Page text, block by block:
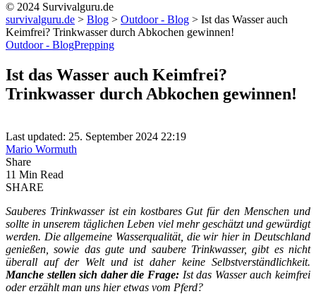
© 2024 Survivalguru.de
survivalguru.de > Blog > Outdoor - Blog > Ist das Wasser auch
Keimfrei? Trinkwasser durch Abkochen gewinnen!
Outdoor - BlogPrepping
Ist das Wasser auch Keimfrei?
Trinkwasser durch Abkochen gewinnen!
Last updated: 25. September 2024 22:19
Mario Wormuth
Share
11 Min Read
SHARE
Sauberes Trinkwasser ist ein kostbares Gut für den Menschen und
sollte in unserem täglichen Leben viel mehr geschätzt und gewürdigt
werden. Die allgemeine Wasserqualität, die wir hier in Deutschland
genießen, sowie das gute und saubere Trinkwasser, gibt es nicht
überall auf der Welt und ist daher keine Selbstverständlichkeit.
Manche stellen sich daher die Frage: Ist das Wasser auch keimfrei
oder erzählt man uns hier etwas vom Pferd?